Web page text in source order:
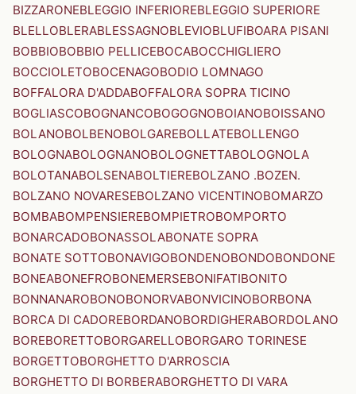
BIZZARONEBLEGGIO INFERIOREBLEGGIO SUPERIORE
BLELLOBLERABLESSAGNOBLEVIOBLUFIBOARA PISANI
BOBBIOBOBBIO PELLICEBOCABOCCHIGLIERO
BOCCIOLETOBOCENAGOBODIO LOMNAGO
BOFFALORA D'ADDABOFFALORA SOPRA TICINO
BOGLIASCOBOGNANCOBOGOGNOBOIANOBOISSANO
BOLANOBOLBENOBOLGAREBOLLATEBOLLENGO
BOLOGNABOLOGNANOBOLOGNETTABOLOGNOLA
BOLOTANABOLSENABOLTIEREBOLZANO .BOZEN.
BOLZANO NOVARESEBOLZANO VICENTINOBOMARZO
BOMBABOMPENSIEREBOMPIETROBOMPORTO
BONARCADOBONASSOLABONATE SOPRA
BONATE SOTTOBONAVIGOBONDENOBONDOBONDONE
BONEABONEFROBONEMERSEBONIFATIBONITO
BONNANAROBONOBONORVABONVICINOBORBONA
BORCA DI CADOREBORDANOBORDIGHERABORDOLANO
BOREBORETTOBORGARELLOBORGARO TORINESE
BORGETTOBORGHETTO D'ARROSCIA
BORGHETTO DI BORBERABORGHETTO DI VARA